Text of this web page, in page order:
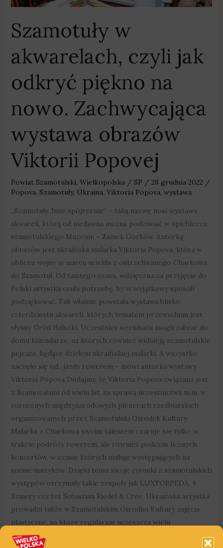
Szamotuły w
akwarelach, czyli jak
odkryć piękno na
nowo. Zachwycająca
wystawa obrazów
Viktorii Popovej
Powiat Szamotulski, Wielkopolska/ SP / 28 grudnia 2022 /
Popova, Szamotuły, Ukraina, Viktoria Popova, wystawa
„Szamotuły. Inne spojrzenie” – taką nazwę nosi wystawa
akwareli, którą od niedawna można podziwiać w spichlerzu
szamotulskiego Muzeum – Zamek Górków. Autorką
obrazów jest ukraińska malarka Viktoria Popova, która w
obliczu wojny w marcu uciekła z ostrzeliwanego Charkowa
do Szamotuł. Od tamtego czasu, wdzięczna za przyjęcie do
Polski artystka czuła potrzebę, by w wyjątkowy sposób
podziękować. Tak właśnie powstała wystawa blisko
czterdziestu akwareli, których tematem przewodnim jest
słynny Gród Halszki. Uczestnicy wernisażu mogli zabrać do
domu kalendarze, na których również widnieją szamotulskie
pejzaże, będące dziełem ukraińskiej malarki. A wszystko
zaczęło się od.. jazdy rowerem – mówi autorka wystawy
Viktoria Popova Dodajmy, że Viktoria Popova związana jest
z Szamotułami od wielu lat, za sprawą uczestnictwa m.in. w
corocznych międzynarodowych plenerach rzeźbiarskich
organizowanych przez Szamotulski Ośrodek Kultury.
Malarka z Charkowa swoim talentem czaruje nie tylko w
trakcie podróży rowerem, ale również podczas licznych
koncertów, w czasie których maluje występujących na
scenie muzyków. Dzięki temu swoje rysunki z szamotulskich
występów otrzymały takie zespoły jak LUXTORPEDA, 4
Szmery czy też Sebastian Riedel & Cree. Ukraińska artystka
prowadzi także w Szamotulskim Ośrodku Kultury zajęcia
plastyczne, na które regularnie uczęszcza wielu
mieszkańców Szamotuł i okolic – od przedszkolaka do
wystawa
obrazów
Viktorii
Popovej